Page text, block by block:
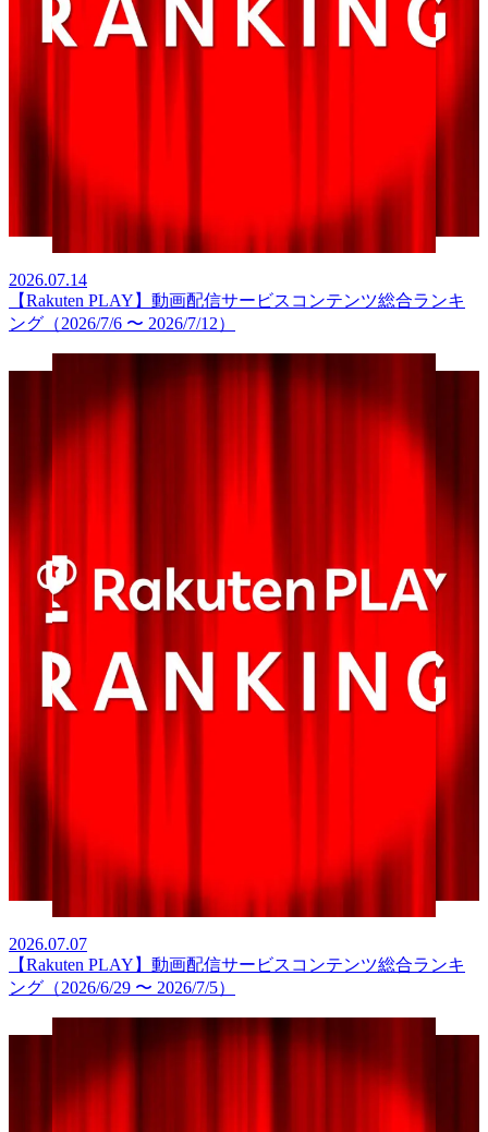
2026.07.14
【Rakuten PLAY】動画配信サービスコンテンツ総合ランキ
ング（2026/7/6 〜 2026/7/12）
2026.07.07
【Rakuten PLAY】動画配信サービスコンテンツ総合ランキ
ング（2026/6/29 〜 2026/7/5）